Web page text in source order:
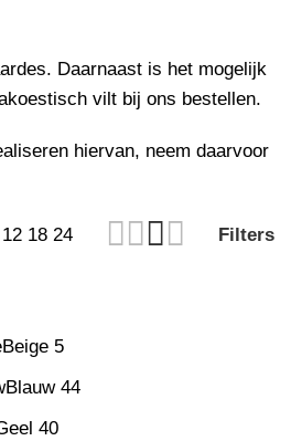
Daarnaast is het mogelijk
vilt bij ons bestellen.
hiervan, neem daarvoor
12 18 24 Filters
Beige 5
Blauw 44
40